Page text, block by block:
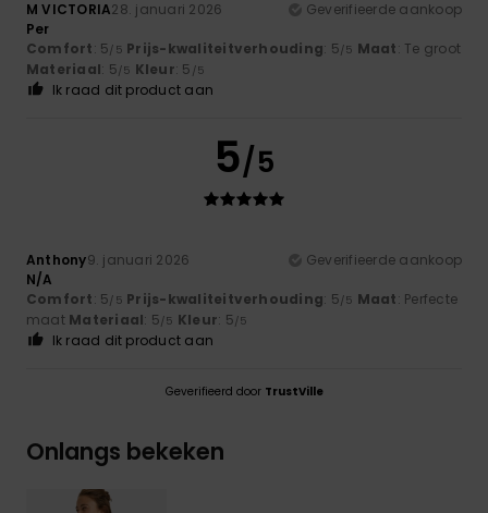
M VICTORIA28. januari 2026
Geverifieerde aankoop
Per
Comfort: 5/5 Prijs-kwaliteitverhouding: 5/5 Maat: Te groot
Materiaal: 5/5 Kleur: 5 /5
Ik raad dit product aan
5/5
Anthony9. januari 2026
Geverifieerde aankoop
N/A
Comfort: 5/5 Prijs-kwaliteitverhouding: 5/5 Maat: Perfecte
maat Materiaal: 5/5 Kleur: 5/5
Ik raad dit product aan
Geverifieerd door TrustVille
Onlangs bekeken